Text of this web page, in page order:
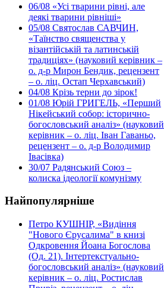
06/08 «Усі тварини рівні, але
деякі тварини рівніші»
05/08 Святослав САВЧИН,
«Таїнство священства у
візантійській та латинській
традиціях» (науковий керівник –
о. д-р Мирон Бендик, рецензент
– о. ліц. Остап Черхавський)
04/08 Крізь терни до зірок!
01/08 Юрій ГРИГЕЛЬ, «Перший
Нікейський собор: історично-
богословський аналіз» (науковий
керівник – о. ліц. Іван Гаваньо,
рецензент – о. д-р Володимир
Івасівка)
30/07 Радянський Союз –
колиска ідеології комунізму
Найпопулярніше
Петро КУШНІР, «Видіння
"Нового Єрусалима" в книзі
Одкровення Йоана Богослова
(Од. 21). Інтертекстуально-
богословський аналіз» (науковий
керівник – о. ліц. Ростислав